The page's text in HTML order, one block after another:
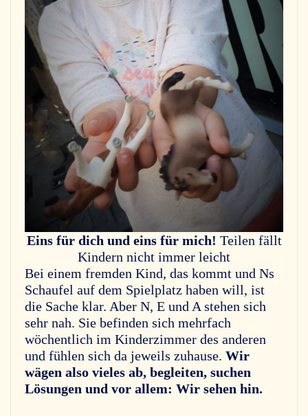
Eins für dich und eins für mich! Teilen fällt
Kindern nicht immer leicht
Bei einem fremden Kind, das kommt und Ns
Schaufel auf dem Spielplatz haben will, ist
die Sache klar. Aber N, E und A stehen sich
sehr nah. Sie befinden sich mehrfach
wöchentlich im Kinderzimmer des anderen
und fühlen sich da jeweils zuhause. Wir
wägen also vieles ab, begleiten, suchen
Lösungen und vor allem: Wir sehen hin.